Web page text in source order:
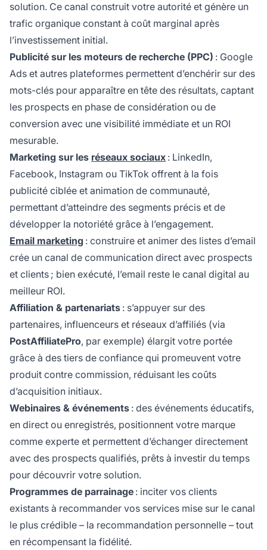
solution. Ce canal construit votre autorité et génère un
trafic organique constant à coût marginal après
l’investissement initial.
Publicité sur les moteurs de recherche (PPC) : Google
Ads et autres plateformes permettent d’enchérir sur des
mots-clés pour apparaître en tête des résultats, captant
les prospects en phase de considération ou de
conversion avec une visibilité immédiate et un ROI
mesurable.
Marketing sur les réseaux sociaux : LinkedIn,
Facebook, Instagram ou TikTok offrent à la fois
publicité ciblée et animation de communauté,
permettant d’atteindre des segments précis et de
développer la notoriété grâce à l’engagement.
Email marketing : construire et animer des listes d’email
crée un canal de communication direct avec prospects
et clients ; bien exécuté, l’email reste le canal digital au
meilleur ROI.
Affiliation & partenariats : s’appuyer sur des
partenaires, influenceurs et réseaux d’affiliés (via
PostAffiliatePro, par exemple) élargit votre portée
grâce à des tiers de confiance qui promeuvent votre
produit contre commission, réduisant les coûts
d’acquisition initiaux.
Webinaires & événements : des événements éducatifs,
en direct ou enregistrés, positionnent votre marque
comme experte et permettent d’échanger directement
avec des prospects qualifiés, prêts à investir du temps
pour découvrir votre solution.
Programmes de parrainage : inciter vos clients
existants à recommander vos services mise sur le canal
le plus crédible – la recommandation personnelle – tout
en récompensant la fidélité.